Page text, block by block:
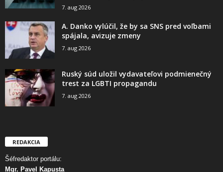
7. aug 2026
A. Danko vylúčil, že by sa SNS pred voľbami
spájala, avizuje zmeny
7. aug 2026
Ruský súd uložil vydavateľovi podmienečný
trest za LGBTI propagandu
7. aug 2026
REDAKCIA
Šéfredaktor portálu:
Mgr. Pavel Kapusta